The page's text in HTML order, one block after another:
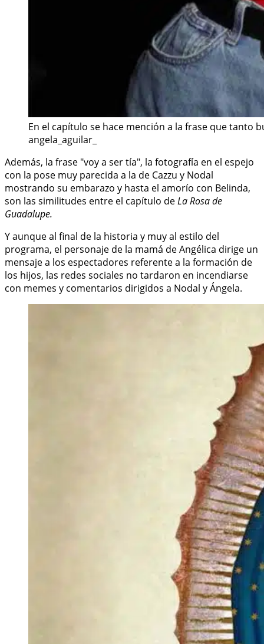
En el capítulo se hace mención a la frase que tanto
angela_aguilar_
Además, la frase "voy a ser tía", la fotografía en el espejo
con la pose muy parecida a la de Cazzu y Nodal
mostrando su embarazo y hasta el amorío con Belinda,
son las similitudes entre el capítulo deLa Rosa de
Guadalupe.
Y aunque al final de la historia y muy al estilo del
programa, el personaje de la mamá de Angélica dirige un
mensaje a los espectadores referente a la formación de
los hijos, las redes sociales no tardaron en incendiarse
con memes y comentarios dirigidos a Nodal y Ángela.